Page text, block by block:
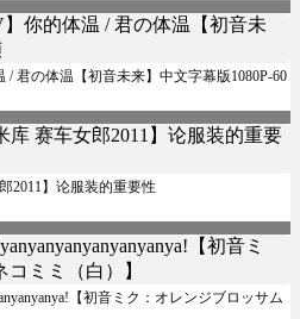
君の体温【初音未来】中文字幕版1080P-60
2011】论服装的重要性
【初音ミク：オレンジブロッサム